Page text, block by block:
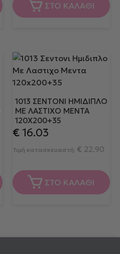
ΣΤΟ ΚΑΛΑΘΙ
1013 ΣΕΝΤΟΝΙ ΗΜΙΔΙΠΛΟ
ΜΕ ΛΑΣΤΙΧΟ ΜΕΝΤΑ
120X200+35
€16.03
Τιμή κατασκευαστή: € 22.90
ΣΤΟ ΚΑΛΑΘΙ